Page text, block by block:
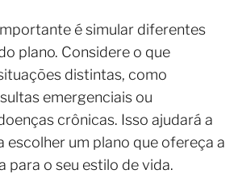
é simular diferentes
plano. Considere o que
distintas, como
emergenciais ou
crônicas. Isso ajudará a
escolher um plano que ofereça a
para o seu estilo de vida.